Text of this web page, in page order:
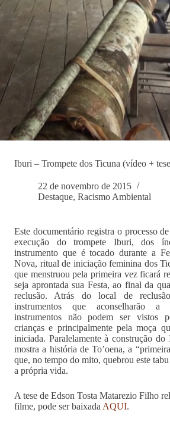
Iburi – Trompete dos Ticuna (vídeo +
22 de novembro de 2015
Destaque, Racismo Ambiental
Este documentário registra o processo
execução do trompete Iburi, dos
instrumento que é tocado durante a
Nova, ritual de iniciação feminina dos
que menstruou pela primeira vez ficará
seja aprontada sua Festa, ao final da
reclusão. Atrás do local de
instrumentos que aconselharão a
instrumentos não podem ser vistos
crianças e principalmente pela moça
iniciada. Paralelamente à construção
mostra a história de To’oena, a
que, no tempo do mito, quebrou este
a própria vida.
A tese de Edson Tosta Matarezio Filho
filme, pode ser baixada AQUI.